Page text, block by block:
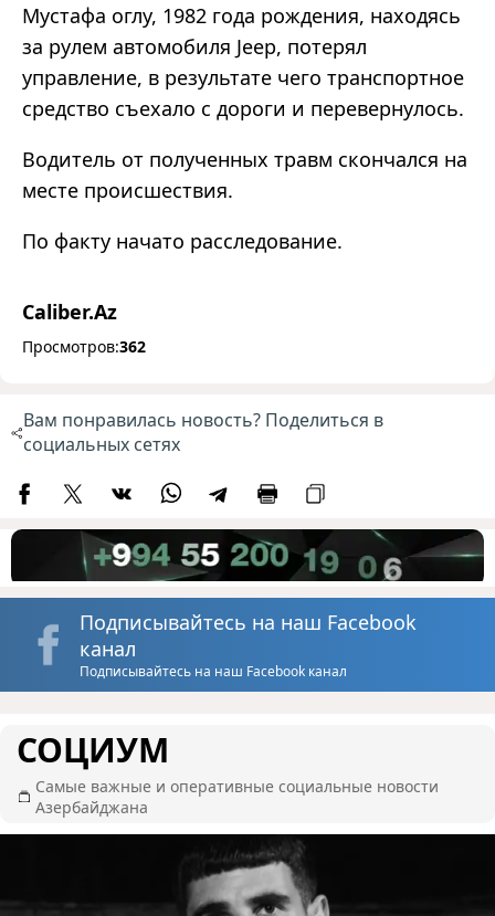
Мустафа оглу, 1982 года рождения, находясь
за рулем автомобиля Jeep, потерял
управление, в результате чего транспортное
средство съехало с дороги и перевернулось.
Водитель от полученных травм скончался на
месте происшествия.
По факту начато расследование.
Caliber.Az
Просмотров:362
Вам понравилась новость? Поделиться в
социальных сетях
Подписывайтесь на наш Facebook
канал
Подписывайтесь на наш Facebook канал
СОЦИУМ
Самые важные и оперативные социальные новости
Азербайджана